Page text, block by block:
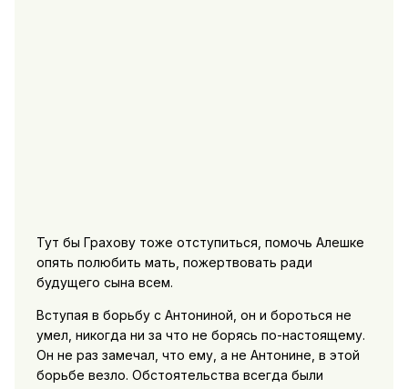
Тут бы Грахову тоже отступиться, помочь Алешке
опять полюбить мать, пожертвовать ради
будущего сына всем.
Вступая в борьбу с Антониной, он и бороться не
умел, никогда ни за что не борясь по-настоящему.
Он не раз замечал, что ему, а не Антонине, в этой
борьбе везло. Обстоятельства всегда были